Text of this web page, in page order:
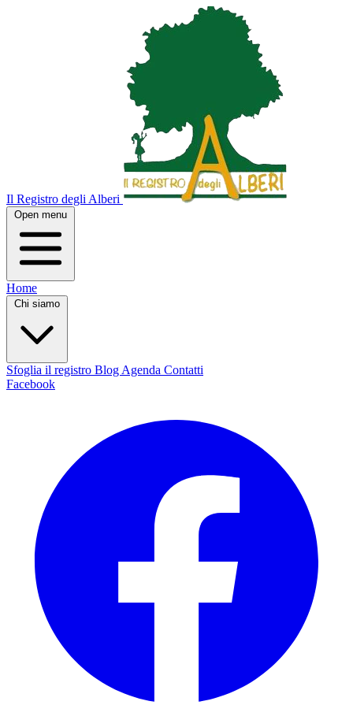
Il Registro degli Alberi
Open menu
Home
Chi siamo
Sfoglia il registro Blog Agenda Contatti
Facebook